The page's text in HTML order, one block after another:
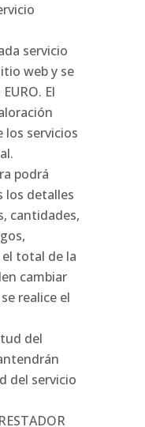
servicio
web y se
El
los servicios
podrá
los detalles
cantidades,
total de la
cambiar
realice el
del
del servicio